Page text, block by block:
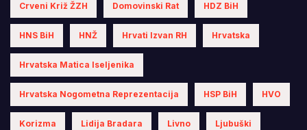
Crveni Križ ŽZH Domovinski Rat HDZ BiH
HNS BiH HNŽ Hrvati Izvan RH Hrvatska
Hrvatska Matica Iseljenika
Hrvatska Nogometna Reprezentacija HSP BiH HVO
Korizma Lidija Bradara Livno Ljubuški